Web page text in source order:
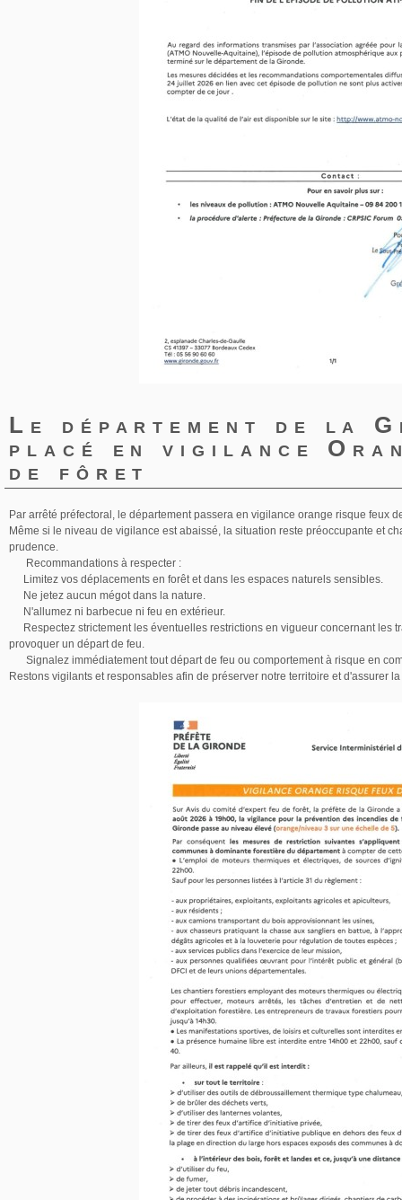
Le département de la
placé en vigilance
de fôret
Par arrêté préfectoral, le département passera en vigilance orange risque feux
Même si le niveau de vigilance est abaissé, la situation reste préoccupante et
prudence.
Recommandations à respecter :
Limitez vos déplacements en forêt et dans les espaces naturels sensibles.
Ne jetez aucun mégot dans la nature.
N'allumez ni barbecue ni feu en extérieur.
Respectez strictement les éventuelles restrictions en vigueur concernant les
provoquer un départ de feu.
Signalez immédiatement tout départ de feu ou comportement à risque en
Restons vigilants et responsables afin de préserver notre territoire et d'assurer